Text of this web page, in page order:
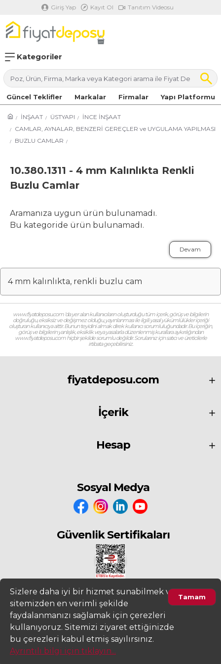
Giriş Yap Kayıt Ol Tanıtım Videosu
Kategoriler
Güncel Teklifler Markalar Firmalar Yapı Platformu
İNŞAAT ÜSTYAPI
İNCE İNŞAAT
CAMLAR, AYNALAR, BENZERİ GEREÇLER ve UYGULAMA YAPILMASI
BUZLU CAMLAR
10.380.1311 - 4 mm Kalınlıkta Renkli
Buzlu Camlar
Aramanıza uygun ürün bulunamadı.
Bu kategoride ürün bulunamadı.
Devam
4 mm kalınlıkta, renkli buzlu cam
www.fiyatdeposu.com ‘da yer alan kullanıcıların oluşturduğu tüm içerik, görüş ve bilgilerin
doğruluğu, eksiksiz ve değişmez olduğu, yayınlanması ile ilgili yasal yükümlülükler içeriği
oluşturan kullanıcıya aittir. Bunun teyidini almak direk kullanıcı sorumluluğundadır. Bu içeriğin,
görüş ve bilgilerin yanlışlık, eksiklik veya yasalarla düzenlenmiş kurallara aykırılığından
www.fiyatdeposu.com hiçbir şekilde sorumlu değildir. Sorularınız için satıcı ve üreticilerle
irtibata geçebilirsiniz.
fiyatdeposu.com
İçerik
Hesap
Sosyal Medya
Güvenlik Sertifikaları
2022 www.fiyatdeposu.com
Altera Bilgi Teknolojileri LTD. ŞTİ. Her
Hakkı Saklıdır.
Gizlilik ve KVKK Aydınlatma Metni Kullanım Sözleşmesi
Tamam
Sizlere daha iyi bir hizmet sunabilmek ve
sitemizden en verimli şekilde
faydalanmanızı sağlamak için çerezleri
kullanıyoruz. Sitemizi ziyaret ettiğinizde
bu çerezleri kabul etmiş sayılırsınız.
Ayrıntılı bilgi için tıklayın...